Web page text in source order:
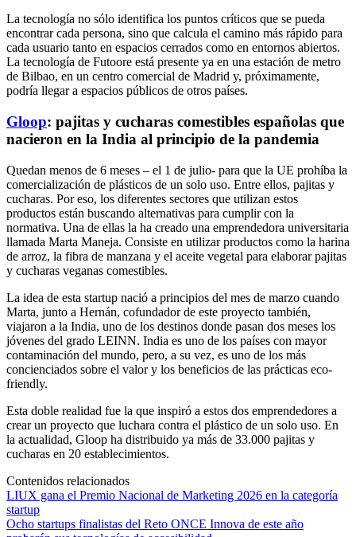
La tecnología no sólo identifica los puntos críticos que se pueda
encontrar cada persona, sino que calcula el camino más rápido para
cada usuario tanto en espacios cerrados como en entornos abiertos.
La tecnología de Futoore está presente ya en una estación de metro
de Bilbao, en un centro comercial de Madrid y, próximamente,
podría llegar a espacios públicos de otros países.
Gloop: pajitas y cucharas comestibles españolas que
nacieron en la India al principio de la pandemia
Quedan menos de 6 meses – el 1 de julio- para que la UE prohíba la
comercialización de plásticos de un solo uso. Entre ellos, pajitas y
cucharas. Por eso, los diferentes sectores que utilizan estos
productos están buscando alternativas para cumplir con la
normativa. Una de ellas la ha creado una emprendedora universitaria
llamada Marta Maneja. Consiste en utilizar productos como la harina
de arroz, la fibra de manzana y el aceite vegetal para elaborar pajitas
y cucharas veganas comestibles.
La idea de esta startup nació a principios del mes de marzo cuando
Marta, junto a Hernán, cofundador de este proyecto también,
viajaron a la India, uno de los destinos donde pasan dos meses los
jóvenes del grado LEINN. India es uno de los países con mayor
contaminación del mundo, pero, a su vez, es uno de los más
concienciados sobre el valor y los beneficios de las prácticas eco-
friendly.
Esta doble realidad fue la que inspiró a estos dos emprendedores a
crear un proyecto que luchara contra el plástico de un solo uso. En
la actualidad, Gloop ha distribuido ya más de 33.000 pajitas y
cucharas en 20 establecimientos.
Contenidos relacionados
LIUX gana el Premio Nacional de Marketing 2026 en la categoría
startup
Ocho startups finalistas del Reto ONCE Innova de este año